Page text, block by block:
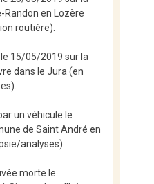
Randon en Lozère
routière).
15/05/2019 sur la
dans le Jura (en
un véhicule le
de Saint André en
analyses).
morte le